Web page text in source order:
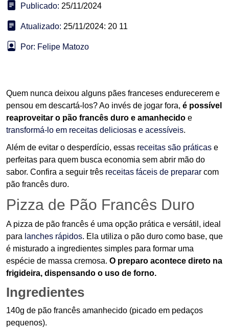
Publicado: 25/11/2024
Atualizado: 25/11/2024: 20 11
Por: Felipe Matozo
Quem nunca deixou alguns pães franceses endurecerem e
pensou em descartá-los? Ao invés de jogar fora, é possível
reaproveitar o pão francês duro e amanhecido e
transformá-lo em receitas deliciosas e acessíveis.
Além de evitar o desperdício, essas receitas são práticas e
perfeitas para quem busca economia sem abrir mão do
sabor. Confira a seguir três receitas fáceis de preparar com
pão francês duro.
Pizza de Pão Francês Duro
A pizza de pão francês é uma opção prática e versátil, ideal
para lanches rápidos. Ela utiliza o pão duro como base, que
é misturado a ingredientes simples para formar uma
espécie de massa cremosa. O preparo acontece direto na
frigideira, dispensando o uso de forno.
Ingredientes
140g de pão francês amanhecido (picado em pedaços
pequenos).